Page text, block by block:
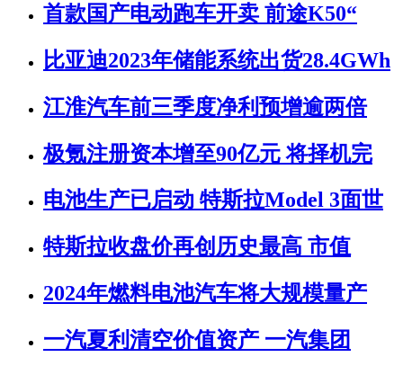
首款国产电动跑车开卖 前途K50“
比亚迪2023年储能系统出货28.4GWh
江淮汽车前三季度净利预增逾两倍
极氪注册资本增至90亿元 将择机完
电池生产已启动 特斯拉Model 3面世
特斯拉收盘价再创历史最高 市值
2024年燃料电池汽车将大规模量产
一汽夏利清空价值资产 一汽集团